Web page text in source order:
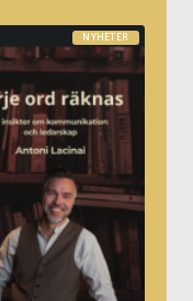
NYHETER